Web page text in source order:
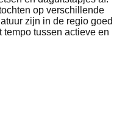
op verschillende
zijn in de regio goed
tussen actieve en